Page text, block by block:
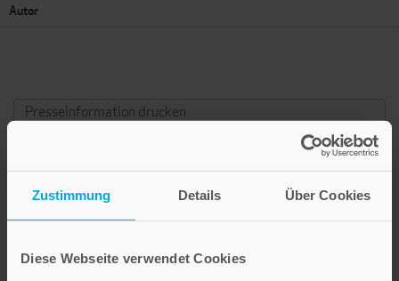
Zustimmung Details Über Cookies
Diese Webseite verwendet Cookies
Autor
Presseinformation drucken
Zusätzliche Informationen und Medien
WEITERE INFO
– in fünf Bereichen mindestens hat Hermann Hesse in den